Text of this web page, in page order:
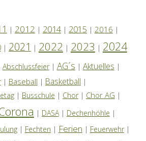
| 2012 | 2014| 2015 | 2016 |
| 2021 | 2022 | 2023 | 2024
Abschlussfeier| AG´s | Aktuelles |
| Baseball | Basketball |
| Busschule | Chor| Chor AG |
| DASA| Dechenhöhle |
| Fechten | Ferien | Feuerwehr|